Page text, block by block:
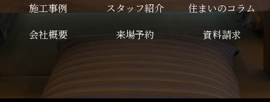
施工事例
スタッフ紹介
住まいのコラム
会社概要
来場予約 資料請求